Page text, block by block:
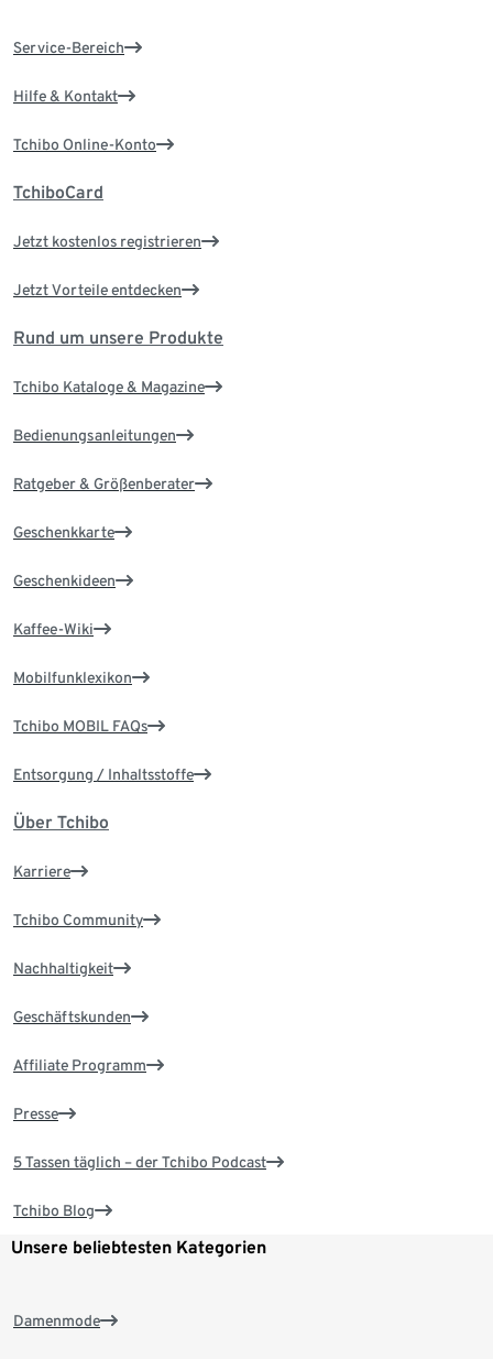
Service-Bereich
Hilfe & Kontakt
Tchibo Online-Konto
TchiboCard
Jetzt kostenlos registrieren
Jetzt Vorteile entdecken
Rund um unsere Produkte
Tchibo Kataloge & Magazine
Bedienungsanleitungen
Ratgeber & Größenberater
Geschenkkarte
Geschenkideen
Kaffee-Wiki
Mobilfunklexikon
Tchibo MOBIL FAQs
Entsorgung / Inhaltsstoffe
Über Tchibo
Karriere
Tchibo Community
Nachhaltigkeit
Geschäftskunden
Affiliate Programm
Presse
5 Tassen täglich – der Tchibo Podcast
Tchibo Blog
Unsere beliebtesten Kategorien
Damenmode